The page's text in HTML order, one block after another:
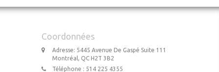
Coordonnées
Adresse: 5445 Avenue De Gaspé Suite 111
Montréal, QC H2T 3B2
Téléphone : 514 225 4355